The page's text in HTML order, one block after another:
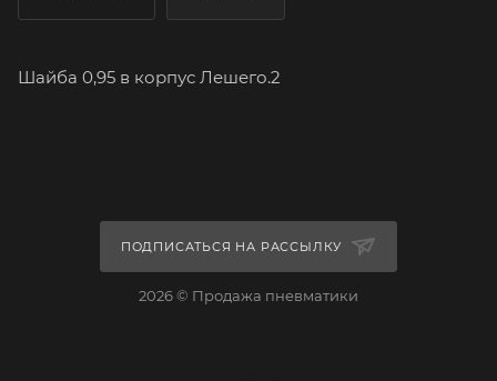
Шайба 0,95 в корпус Лешего.2
ПОДПИСАТЬСЯ НА РАССЫЛКУ
2026 © Продажа пневматики